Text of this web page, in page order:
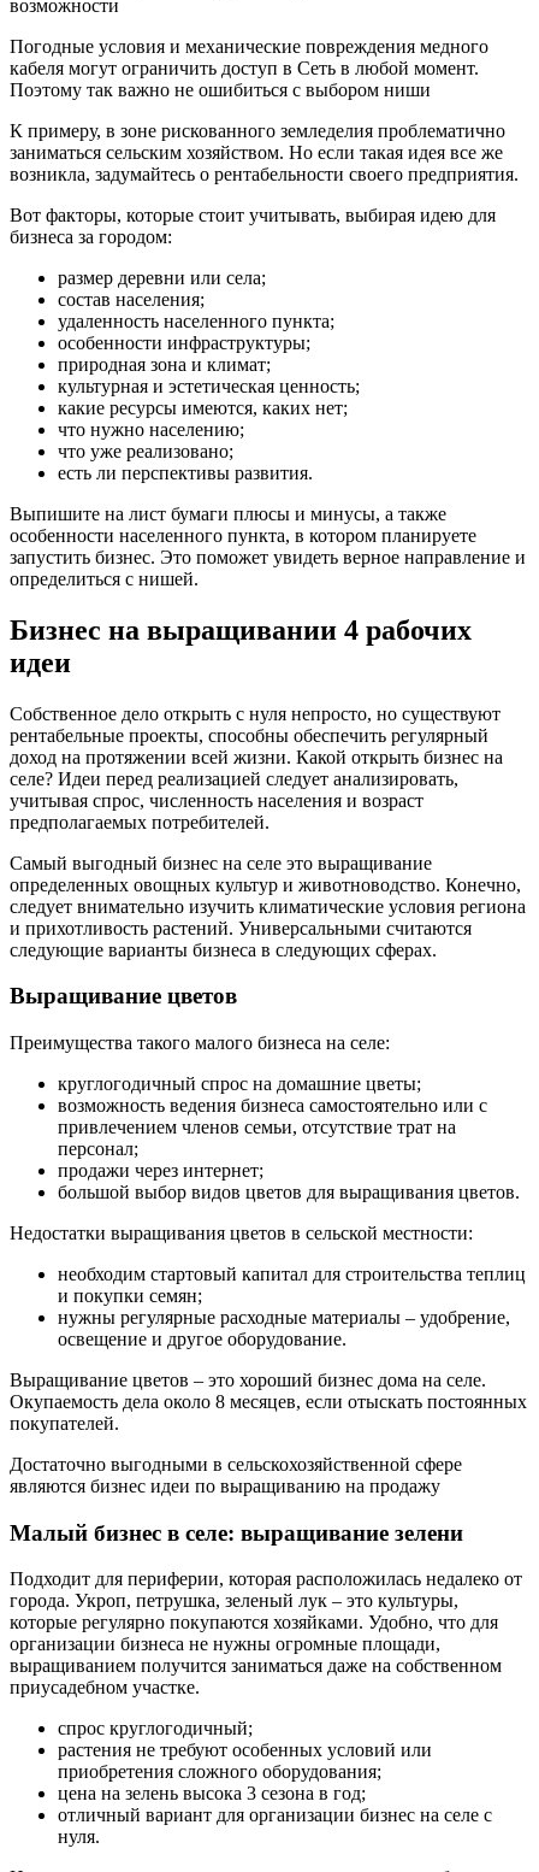
возможности
Погодные условия и механические повреждения медного
кабеля могут ограничить доступ в Сеть в любой момент.
Поэтому так важно не ошибиться с выбором ниши
К примеру, в зоне рискованного земледелия проблематично
заниматься сельским хозяйством. Но если такая идея все же
возникла, задумайтесь о рентабельности своего предприятия.
Вот факторы, которые стоит учитывать, выбирая идею для
бизнеса за городом:
размер деревни или села;
состав населения;
удаленность населенного пункта;
особенности инфраструктуры;
природная зона и климат;
культурная и эстетическая ценность;
какие ресурсы имеются, каких нет;
что нужно населению;
что уже реализовано;
есть ли перспективы развития.
Выпишите на лист бумаги плюсы и минусы, а также
особенности населенного пункта, в котором планируете
запустить бизнес. Это поможет увидеть верное направление и
определиться с нишей.
Бизнес на выращивании 4 рабочих
идеи
Собственное дело открыть с нуля непросто, но существуют
рентабельные проекты, способны обеспечить регулярный
доход на протяжении всей жизни. Какой открыть бизнес на
селе? Идеи перед реализацией следует анализировать,
учитывая спрос, численность населения и возраст
предполагаемых потребителей.
Самый выгодный бизнес на селе это выращивание
определенных овощных культур и животноводство. Конечно,
следует внимательно изучить климатические условия региона
и прихотливость растений. Универсальными считаются
следующие варианты бизнеса в следующих сферах.
Выращивание цветов
Преимущества такого малого бизнеса на селе:
круглогодичный спрос на домашние цветы;
возможность ведения бизнеса самостоятельно или с
привлечением членов семьи, отсутствие трат на
персонал;
продажи через интернет;
большой выбор видов цветов для выращивания цветов.
Недостатки выращивания цветов в сельской местности:
необходим стартовый капитал для строительства теплиц
и покупки семян;
нужны регулярные расходные материалы – удобрение,
освещение и другое оборудование.
Выращивание цветов – это хороший бизнес дома на селе.
Окупаемость дела около 8 месяцев, если отыскать постоянных
покупателей.
Достаточно выгодными в сельскохозяйственной сфере
являются бизнес идеи по выращиванию на продажу
Малый бизнес в селе: выращивание зелени
Подходит для периферии, которая расположилась недалеко от
города. Укроп, петрушка, зеленый лук – это культуры,
которые регулярно покупаются хозяйками. Удобно, что для
организации бизнеса не нужны огромные площади,
выращиванием получится заниматься даже на собственном
приусадебном участке.
спрос круглогодичный;
растения не требуют особенных условий или
приобретения сложного оборудования;
цена на зелень высока 3 сезона в год;
отличный вариант для организации бизнес на селе с
нуля.